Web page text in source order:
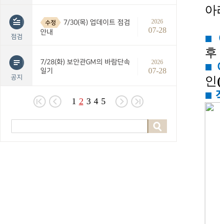
점검
수정
7/30(목) 업데이트 점검
안내
2026
07-28
공지
7/28(화) 보안관GM의 바람단속
일기
2026
07-28
1 2 3 4 5
■
후
■
인
■